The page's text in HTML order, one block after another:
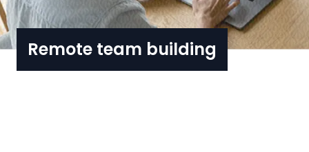
Remote team building